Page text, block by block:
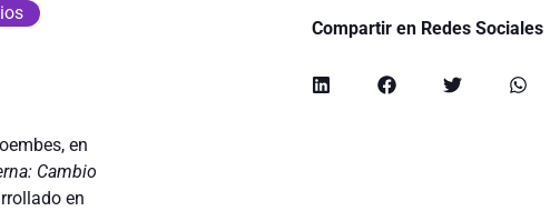
Compartir en Redes Sociales
en
Cambio
en